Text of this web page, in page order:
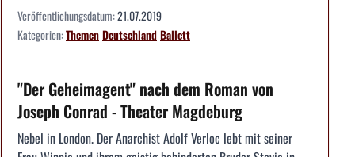
Veröffentlichungsdatum:21.07.2019
Kategorien:ThemenDeutschlandBallett
"Der Geheimagent" nach dem Roman von
Joseph Conrad - Theater Magdeburg
Nebel in London. Der Anarchist Adolf Verloc lebt mit seiner